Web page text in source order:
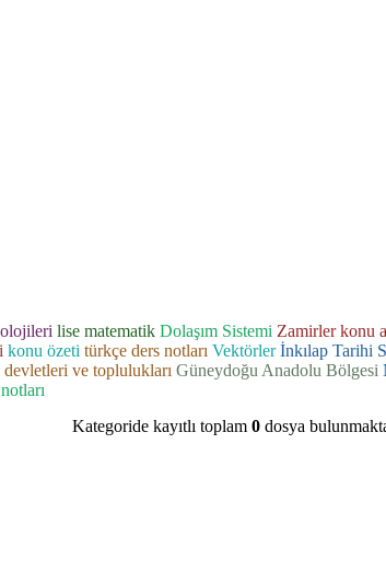
lise matematik Dolaşım Sistemi Zamirler konu
konu özeti türkçe ders notları Vektörler İnkılap Tarihi
ve toplulukları Güneydoğu Anadolu Bölgesi
Kategoride kayıtlı toplam 0 dosya